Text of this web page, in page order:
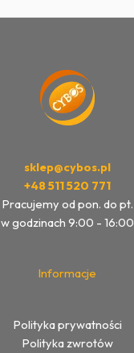
sklep@cybos.pl
+48 511 520 771
Pracujemy od pon. do pt.
w godzinach 9:00 - 16:00
Informacje
Polityka prywatności
Polityka zwrotów